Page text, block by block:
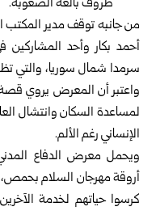
ظروف بالغة الصعوبة.
من جانبه توقف مدير المكتب
أحمد بكار وأحد
واعتبر أن المعرض يروي قصة
لمساعدة السكان وانتشال
الإنساني رغم الألم.
ويحمل معرض الدفاع
أروقة مهرجان السلام
كرسوا حياتهم لخدمة